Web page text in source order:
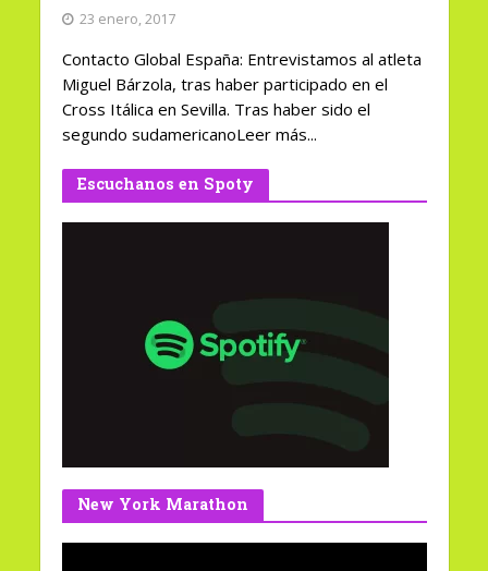
23 enero, 2017
Contacto Global España: Entrevistamos al atleta
Miguel Bárzola, tras haber participado en el
Cross Itálica en Sevilla. Tras haber sido el
segundo sudamericanoLeer más...
Escuchanos en Spoty
New York Marathon